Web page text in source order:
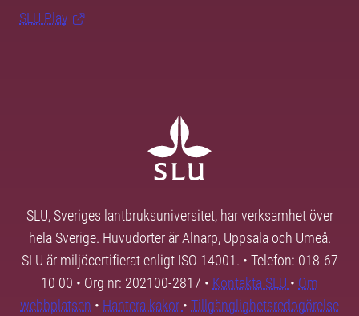
SLU Play
SLU, Sveriges lantbruksuniversitet, har verksamhet över
hela Sverige. Huvudorter är Alnarp, Uppsala och Umeå.
SLU är miljöcertifierat enligt ISO 14001. • Telefon: 018-67
10 00 • Org nr: 202100-2817 • Kontakta SLU • Om
webbplatsen • Hantera kakor • Tillgänglighetsredogörelse